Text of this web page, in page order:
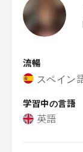
流暢
スペイン
学習中の言語
英語